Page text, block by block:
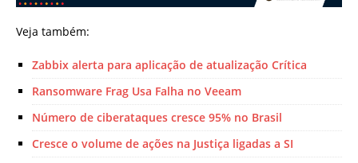
Veja também:
Zabbix alerta para aplicação de atualização Crítica
Ransomware Frag Usa Falha no Veeam
Número de ciberataques cresce 95% no Brasil
Cresce o volume de ações na Justiça ligadas a SI